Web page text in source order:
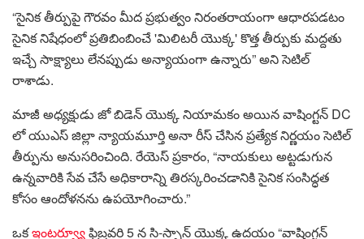
“సైనిక తీర్పుపై గౌరవం మీద ప్రభుత్వం నిరంతరాయంగా ఆధారపడటం
సైనిక నిషేధంలో ప్రతిబింబించే 'మిలిటరీ యొక్క' కొత్త తీర్పుకు మద్దతు
ఇచ్చే సాక్ష్యాలు లేనప్పుడు అన్యాయంగా ఉన్నారు” అని సెటిల్
రాశాడు.
మాజీ అధ్యక్షుడు జో బిడెన్ యొక్క నియామకం అయిన వాషింగ్టన్ DC
లో యుఎస్ జిల్లా న్యాయమూర్తి అనా రీస్ చేసిన ప్రత్యేక నిర్ణయం సెటిల్
తీర్పును అనుసరించింది. రేయెస్ ప్రకారం, “నాయకులు అట్టడుగున
ఉన్నవారికి సేవ చేసే అధికారాన్ని తిరస్కరించడానికి సైనిక సంసిద్ధత
కోసం ఆందోళనను ఉపయోగించారు.”
ఒకఇంటర్వ్యూఫిబ్రవరి 5 న సి-స్పాన్ యొక్క ఉదయం “వాషింగ్టన్